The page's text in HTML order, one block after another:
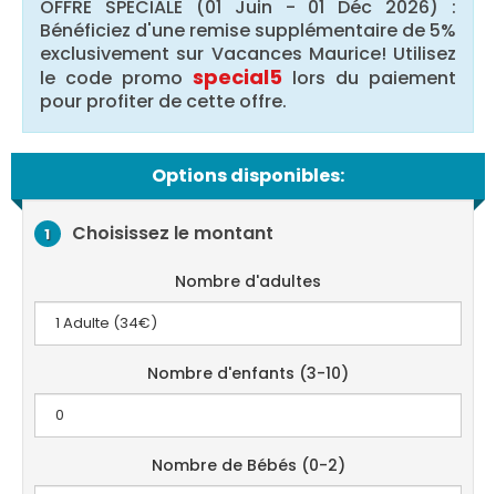
OFFRE SPÉCIALE (01 Juin - 01 Déc 2026) :
Bénéficiez d'une remise supplémentaire de 5%
exclusivement sur Vacances Maurice! Utilisez
le code promo special5 lors du paiement
pour profiter de cette offre.
Options disponibles:
1 Choisissez le montant
Nombre d'adultes
Nombre d'enfants (3-10)
Nombre de Bébés (0-2)